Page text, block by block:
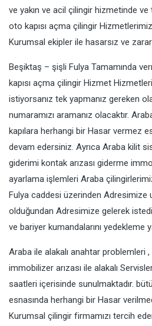
ve yakın ve acil çilingir hizmetinde
oto kapısı açma çilingir
Kurumsal ekipler ile hasarsız ve
Beşiktaş – şişli Fulya Tamamında
kapısı açma çilingir Hizmet
istiyorsanız tek yapmanız gereken
numaramızı aramanız olacaktır.
kapılara herhangi bir Hasar vermez
devam edersiniz. Ayrıca Araba kilit
giderimi kontak arızası giderme
ayarlama işlemleri Araba
Fulya caddesi üzerinden Adresimize
olduğundan Adresimize gelerek
ve bariyer kumandalarını yedekleme
Araba ile alakalı anahtar problemleri ,
immobilizer arızası ile alakalı
saatleri içerisinde sunulmaktadır.
esnasında herhangi bir Hasar
Kurumsal çilingir firmamızı tercih